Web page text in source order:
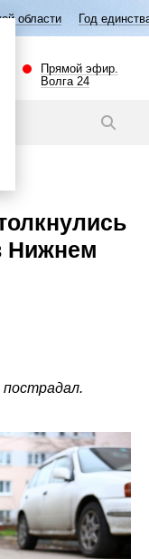
единства народов
Прямой эфир.
Волга 24
Нижнем
пострадал.